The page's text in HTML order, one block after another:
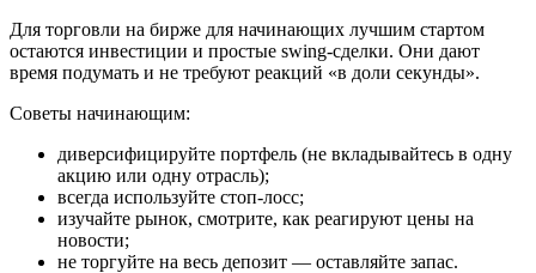
Для торговли на бирже для начинающих лучшим стартом
остаются инвестиции и простые swing-сделки. Они дают
время подумать и не требуют реакций «в доли секунды».
Советы начинающим:
диверсифицируйте портфель (не вкладывайтесь в одну
акцию или одну отрасль);
всегда используйте стоп-лосс;
изучайте рынок, смотрите, как реагируют цены на
новости;
не торгуйте на весь депозит — оставляйте запас.